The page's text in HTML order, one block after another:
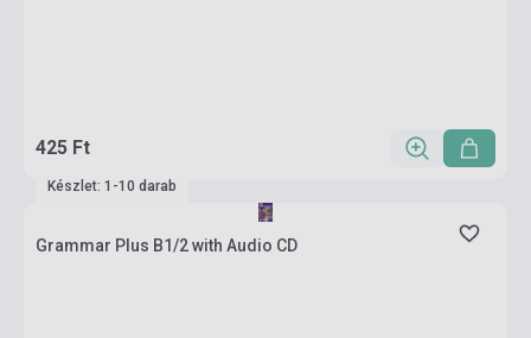
425 Ft
Készlet: 1-10 darab
Grammar Plus B1/2 with Audio CD